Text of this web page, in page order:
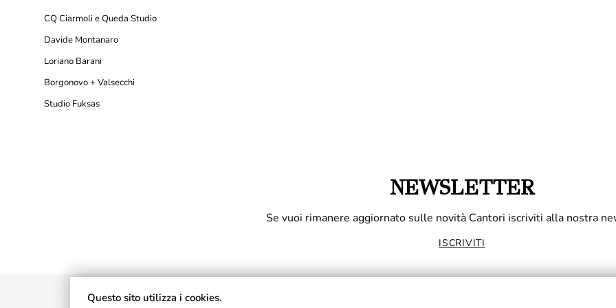
CQ Ciarmoli e Queda Studio
Davide Montanaro
Loriano Barani
Borgonovo + Valsecchi
Studio Fuksas
NEWSLETTER
Se vuoi rimanere aggiornato sulle novità Cantori iscriviti alla nostra
ISCRIVITI
Questo sito utilizza i cookies.